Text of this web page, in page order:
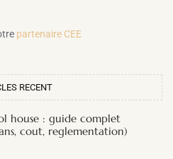
partenaire CEE
RECENT
house : guide complet
cout, reglementation)